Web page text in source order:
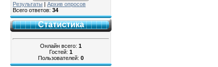
Результаты | Архив опросов
Всего ответов: 34
Статистика
Онлайн всего: 1
Гостей: 1
Пользователей: 0